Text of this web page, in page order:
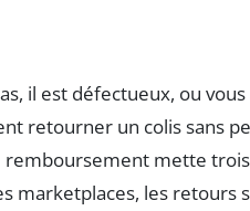
il est défectueux, ou
retourner un colis sans
mette
marketplaces, les retours